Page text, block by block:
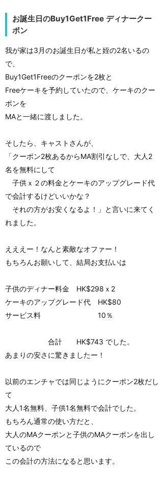
お誕生日のBuy1Get1Free ディナークー
ポン
我が家は3月のお誕生日が私と姪の2名いるの
で、
Buy1Get1Freeのクーポンを2枚と
Freeケーキを予約していたので、ケーキのクー
ポンを
MAと一緒に渡しました。
そしたら、キャストさんが、
「クーポン2枚あるからMA割引なしで、大人2
名を無料にして
子供ｘ２の料金とケーキのアップグレード代
で会計するけどいいかな？
それの方がお安くなるよ！」と言いに来てく
れました。
えええー！なんと素敵なオファー！
もちろんお願いして、結局お支払いは
子供のディナー料金 HK$298ｘ2
ケーキのアップグレード代 HK$80
サービス料 10％
合計 HK$743 でした。
あまりの安さに驚きましたー！
以前のエンチャでは同じようにクーポン2枚だし
て
大人1名無料、子供1名無料で会計でした。
もちろん通常の使い方だと、
大人のMAクーポンと子供のMAクーポンを出し
ているので
この会計の方法になると思います。